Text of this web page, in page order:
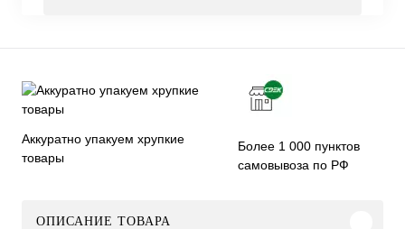
Аккуратно упакуем хрупкие
товары
Более 1 000 пунктов
самовывоза по РФ
ОПИСАНИЕ ТОВАРА